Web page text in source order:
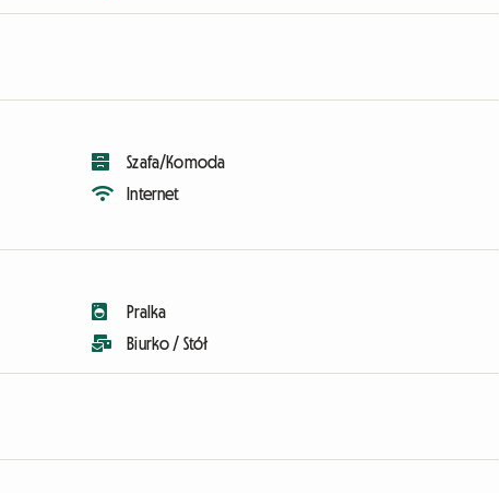
Szafa/Komoda
Internet
Pralka
Biurko / Stół